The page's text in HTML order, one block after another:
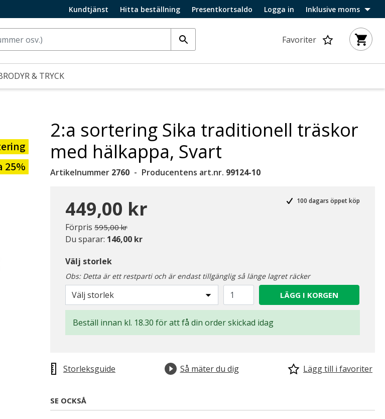
Kundtjänst Hitta beställning Presentkortsaldo Logga in Inklusive moms
Favoriter
& TRYCK
25%
2:a sortering Sika traditionell träskor
med hälkappa, Svart
Artikelnummer 2760 Producentens art.nr. 99124-10
449,00 kr
Förpris Pris nedsatt från
595,00 krtill
Du sparar: 146,00 kr
100 dagars öppet köp
Välj storlek
Obs: Detta är ett restparti och är endast tillgänglig så länge lagret räcker
Välj storlek LÄGG I KORGEN
Beställ innan kl. 18.30 för att få din order skickad idag
Storleksguide Så mäter du dig Lägg till i favoriter
SE OCKSÅ